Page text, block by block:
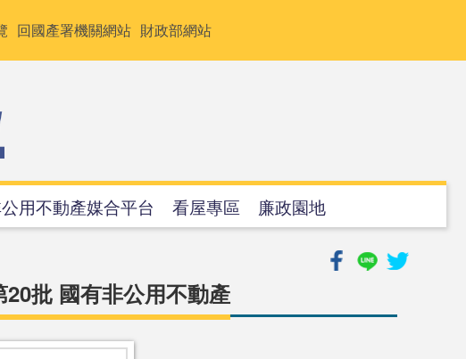
回國產署機關網站 財政部網站
用不動產媒合平台 看屋專區 廉政園地
批 國有非公用不動產